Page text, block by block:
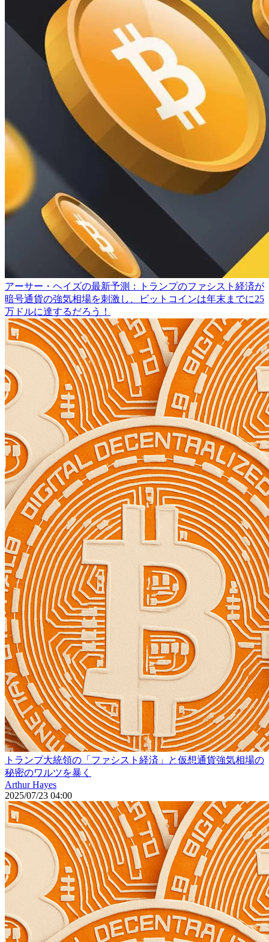
アーサー・ヘイズの最新予測：トランプのファシスト経済が
暗号通貨の強気相場を刺激し、ビットコインは年末までに25
万ドルに達するだろう！
トランプ大統領の「ファシスト経済」と仮想通貨強気相場の
秘密のワルツを暴く
Arthur Hayes
2025/07/23 04:00